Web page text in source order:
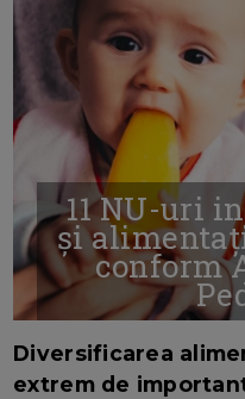
11 NU-uri
și
conform
Diversificarea
extrem de